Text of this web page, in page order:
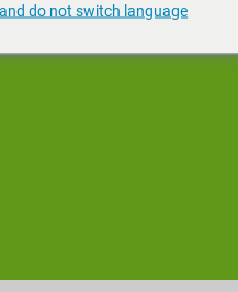
do not switch language